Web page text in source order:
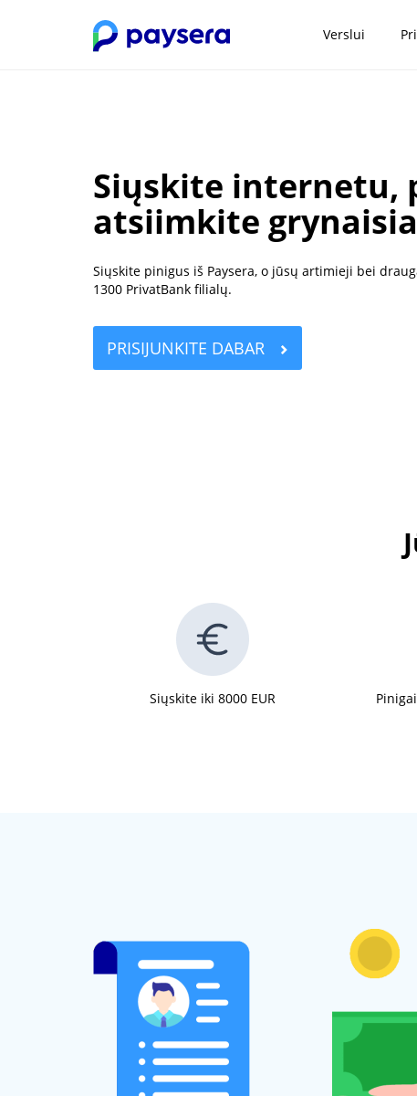
Verslui
Siųskite internetu,
atsiimkite
Siųskite pinigus iš Paysera, o jūsų artimieji bei
1300 PrivatBank filialų.
PRISIJUNKITE DABAR
Siųskite iki 8000 EUR